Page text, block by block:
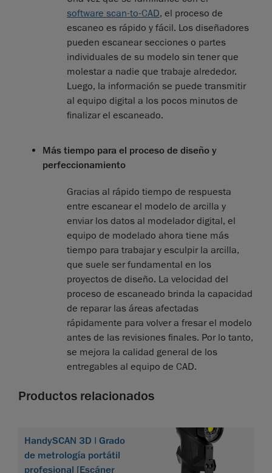
software scan-to-CAD, el proceso de
escaneo es rápido y fácil. Los diseñadores
pueden escanear secciones o partes
individuales de su modelo sin tener que
molestar a nadie que trabaje alrededor.
Luego, la información se puede transmitir
al equipo digital a los pocos minutos de
finalizar el escaneado.
Más tiempo para el proceso de diseño y
perfeccionamiento
Gracias al rápido tiempo de respuesta
entre escanear el modelo de arcilla y
enviar los datos al modelador digital, el
equipo de modelado ahora tiene más
tiempo para trabajar y esculpir la arcilla,
que suele ser fundamental en los
proyectos de diseño. La velocidad del
proceso de escaneado brinda la capacidad
de reparar las áreas afectadas
rápidamente para volver a fresar el modelo
antes de las revisiones finales. Por lo tanto,
se mejora la calidad general de los
entregables al equipo de CAD.
Productos relacionados
HandySCAN 3D | Grado
de metrología portátil
profesional [Escáner